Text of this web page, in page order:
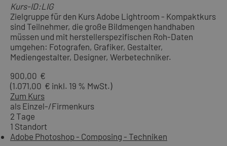
Kurs-ID:LIG
Zielgruppe für den Kurs Adobe Lightroom - Kompaktkurs
sind Teilnehmer, die große Bildmengen handhaben
müssen und mit herstellerspezifischen Roh-Daten
umgehen: Fotografen, Grafiker, Gestalter,
Mediengestalter, Designer, Werbetechniker.
900,00 €
(1.071,00 € inkl. 19 % MwSt.)
Zum Kurs
als Einzel-/Firmenkurs
2 Tage
1 Standort
Adobe Photoshop - Composing - Techniken